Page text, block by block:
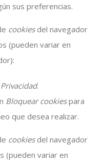
sus preferencias.
cookiesdel navegador
(pueden variar en
Privacidad.
Bloquear cookiespara
que desea realizar.
cookiesdel navegador
(pueden variar en